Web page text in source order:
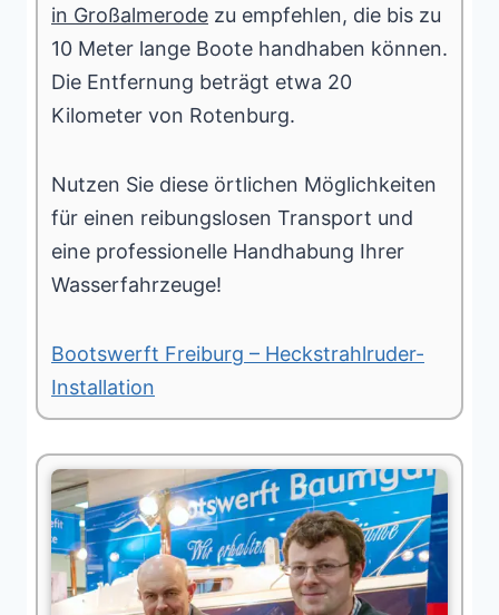
in Großalmerode zu empfehlen, die bis zu
10 Meter lange Boote handhaben können.
Die Entfernung beträgt etwa 20
Kilometer von Rotenburg.
Nutzen Sie diese örtlichen Möglichkeiten
für einen reibungslosen Transport und
eine professionelle Handhabung Ihrer
Wasserfahrzeuge!
Bootswerft Freiburg – Heckstrahlruder-
Installation